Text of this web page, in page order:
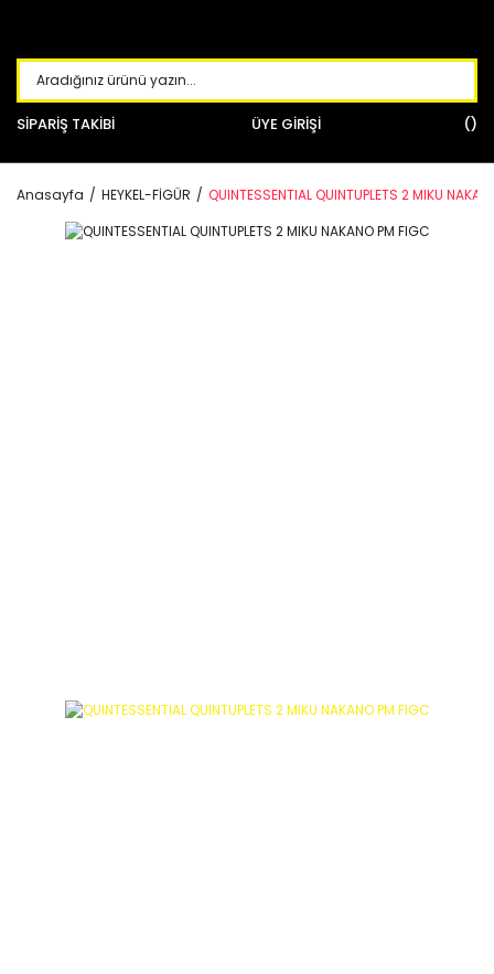
SİPARİŞ TAKİBİ ÜYE GİRİŞİ
Anasayfa HEYKEL-FİGÜR QUINTESSENTIAL QUINTUPLETS 2 MIKU